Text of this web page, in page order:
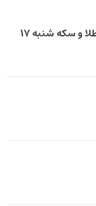
یک پیش ‌بینی مهم برای قیمت دلار، طلا و سکه شنبه ۱۷